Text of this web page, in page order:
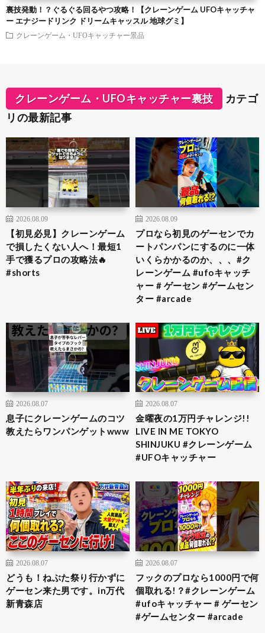
裏技発動！？ぐるぐる回るやつ攻略！【クレーンゲーム UFOキャッチャ
ー エナジードリンク ドリームキャッスル 地球グミ】
クレーンゲーム・UFOキャッチャー景品
クレーンゲーム・UFOキャッチャー裏技
カテゴ
リの最新記事
2026.08.09
【初見必見】クレーンゲーム
で損したくない人へ！最短1
手で獲るプロの攻略法🔥
#shorts
2026.08.09
プロなら初見のゲーセンでカ
ートパンパンにするのに一体
いくらかかるのか、、、#ク
レーンゲーム #ufoキャッチ
ャー # ゲーセン #ゲームセン
ター #arcade
2026.08.07
息子にクレーンゲームのコツ
教えたらワンパンゲットwww
2026.08.07
金曜夜の1万円チャレンジ!!
LIVE IN ME TOKYO
SHINJUKU #クレーンゲーム
#UFOキャッチャー
2026.08.07
どうも！ねぶた祭り行かずに
ゲーセン来た男です。in万代
新青森店
2026.08.07
フックのプロなら1000円で何
個取れる!？#クレーンゲーム
#ufoキャッチャー # ゲーセン
#ゲームセンター #arcade